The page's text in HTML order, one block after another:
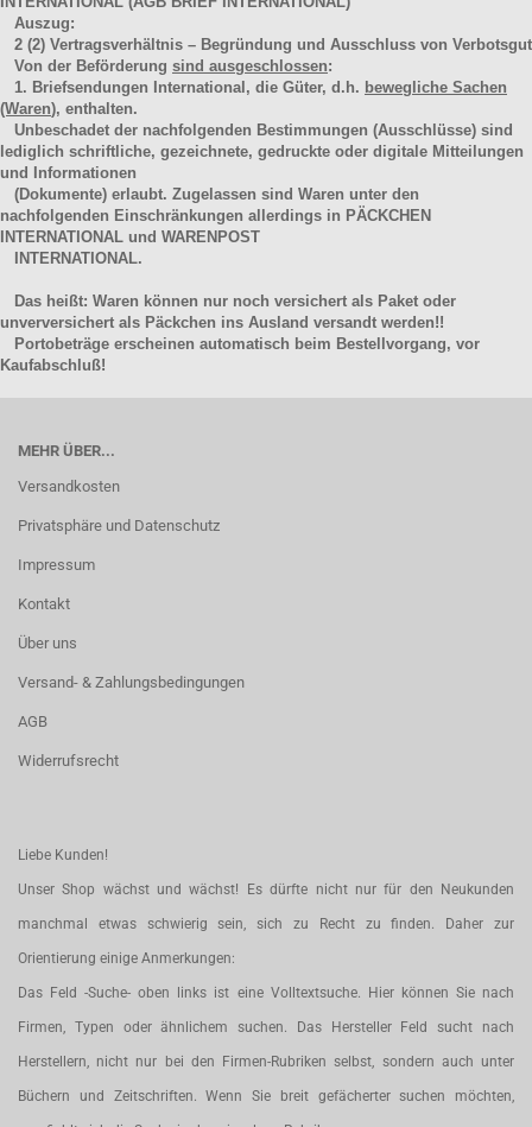
Auszug:
2 (2) Vertragsverhältnis – Begründung und Ausschluss von Verbotsgut
Von der Beförderung sind ausgeschlossen:
1. Briefsendungen International, die Güter, d.h. bewegliche Sachen
(Waren), enthalten.
Unbeschadet der nachfolgenden Bestimmungen (Ausschlüsse) sind
lediglich schriftliche, gezeichnete, gedruckte oder digitale Mitteilungen
und Informationen
(Dokumente) erlaubt. Zugelassen sind Waren unter den
nachfolgenden Einschränkungen allerdings in PÄCKCHEN
INTERNATIONAL und WARENPOST
INTERNATIONAL.
Das heißt: Waren können nur noch versichert als Paket oder
unverversichert als Päckchen ins Ausland versandt werden!!
Portobeträge erscheinen automatisch beim Bestellvorgang, vor
Kaufabschluß!
MEHR ÜBER...
Versandkosten
Privatsphäre und Datenschutz
Impressum
Kontakt
Über uns
Versand- & Zahlungsbedingungen
AGB
Widerrufsrecht
Liebe Kunden!
Unser Shop wächst und wächst! Es dürfte nicht nur für den Neukunden
manchmal etwas schwierig sein, sich zu Recht zu finden. Daher zur
Orientierung einige Anmerkungen:
Das Feld -Suche- oben links ist eine Volltextsuche. Hier können Sie nach
Firmen, Typen oder ähnlichem suchen. Das Hersteller Feld sucht nach
Herstellern, nicht nur bei den Firmen-Rubriken selbst, sondern auch unter
Büchern und Zeitschriften. Wenn Sie breit gefächerter suchen möchten,